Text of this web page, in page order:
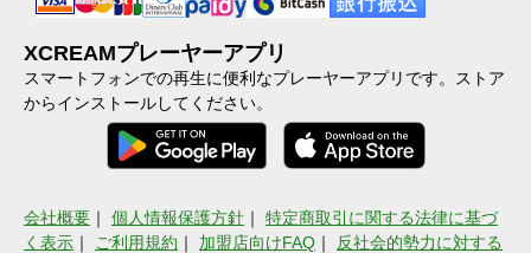
XCREAMプレーヤーアプリ
スマートフォンでの再生に便利なプレーヤーアプリです。ストア
からインストールしてください。
会社概要 ｜ 個人情報保護方針 ｜ 特定商取引に関する法律に基づ
く表示 ｜ ご利用規約 ｜ 加盟店向けFAQ ｜ 反社会的勢力に対する